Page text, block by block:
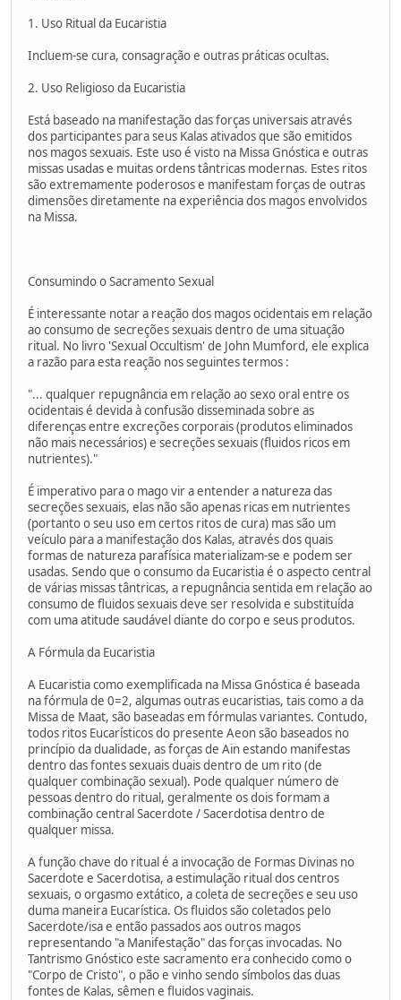
1. Uso Ritual da Eucaristia
Incluem-se cura, consagração e outras práticas ocultas.
2. Uso Religioso da Eucaristia
Está baseado na manifestação das forças universais através
dos participantes para seus Kalas ativados que são emitidos
nos magos sexuais. Este uso é visto na Missa Gnóstica e outras
missas usadas e muitas ordens tântricas modernas. Estes ritos
são extremamente poderosos e manifestam forças de outras
dimensões diretamente na experiência dos magos envolvidos
na Missa.
Consumindo o Sacramento Sexual
É interessante notar a reação dos magos ocidentais em relação
ao consumo de secreções sexuais dentro de uma situação
ritual. No livro 'Sexual Occultism' de John Mumford, ele explica
a razão para esta reação nos seguintes termos :
"... qualquer repugnância em relação ao sexo oral entre os
ocidentais é devida à confusão disseminada sobre as
diferenças entre excreções corporais (produtos eliminados
não mais necessários) e secreções sexuais (fluidos ricos em
nutrientes)."
É imperativo para o mago vir a entender a natureza das
secreções sexuais, elas não são apenas ricas em nutrientes
(portanto o seu uso em certos ritos de cura) mas são um
veículo para a manifestação dos Kalas, através dos quais
formas de natureza parafísica materializam-se e podem ser
usadas. Sendo que o consumo da Eucaristia é o aspecto central
de várias missas tântricas, a repugnância sentida em relação ao
consumo de fluidos sexuais deve ser resolvida e substituída
com uma atitude saudável diante do corpo e seus produtos.
A Fórmula da Eucaristia
A Eucaristia como exemplificada na Missa Gnóstica é baseada
na fórmula de 0=2, algumas outras eucaristias, tais como a da
Missa de Maat, são baseadas em fórmulas variantes. Contudo,
todos ritos Eucarísticos do presente Aeon são baseados no
princípio da dualidade, as forças de Ain estando manifestas
dentro das fontes sexuais duais dentro de um rito (de
qualquer combinação sexual). Pode qualquer número de
pessoas dentro do ritual, geralmente os dois formam a
combinação central Sacerdote / Sacerdotisa dentro de
qualquer missa.
A função chave do ritual é a invocação de Formas Divinas no
Sacerdote e Sacerdotisa, a estimulação ritual dos centros
sexuais, o orgasmo extático, a coleta de secreções e seu uso
duma maneira Eucarística. Os fluidos são coletados pelo
Sacerdote/isa e então passados aos outros magos
representando "a Manifestação" das forças invocadas. No
Tantrismo Gnóstico este sacramento era conhecido como o
"Corpo de Cristo", o pão e vinho sendo símbolos das duas
fontes de Kalas, sêmen e fluidos vaginais.